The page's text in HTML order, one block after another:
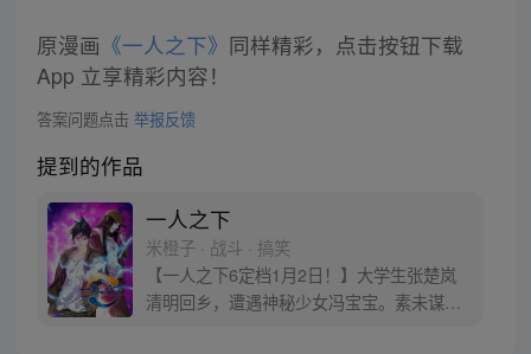
原漫画 《一人之下》 同样精彩，点击按钮下载
App 立享精彩内容！
答案问题点击 举报反馈
提到的作品
一人之下
米橙子 · 战斗 · 搞笑
【一人之下6定档1月2日！】大学生张楚岚
清明回乡，遭遇神秘少女冯宝宝。素未谋面